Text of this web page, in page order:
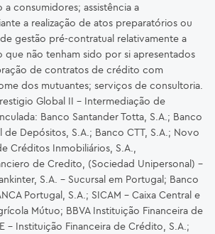
consumidores; assistência a
a realização de atos preparatórios ou
gestão pré-contratual relativamente a
não tenham sido por si apresentados
de contratos de crédito com
dos mutuantes; serviços de consultoria.
Global II – Intermediação de
Banco Santander Totta, S.A.; Banco
de Depósitos, S.A.; Banco CTT, S.A.; Novo
Créditos Inmobiliários, S.A.,
de Credito, (Sociedad Unipersonal) -
S.A. – Sucursal em Portugal; Banco
Portugal, S.A.; SICAM - Caixa Central e
Mútuo; BBVA Instituição Financeira de
– Instituição Financeira de Crédito, S.A.;